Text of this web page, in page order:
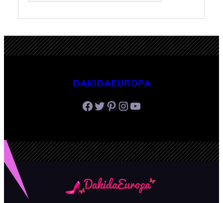
DAKIDAEUROPA
Facebook Twitter Pinterest InstagramYoutube